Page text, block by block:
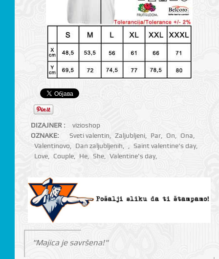
DIZAJNER :
vizioshop
OZNAKE:
Sveti valentin Zaljubljeni, Par, On Ona
Valentinovo
Dan zaljubljenih Saint valentine's day,
Love, Couple, He, She, Valentine's day,
"Majica je savršena!"